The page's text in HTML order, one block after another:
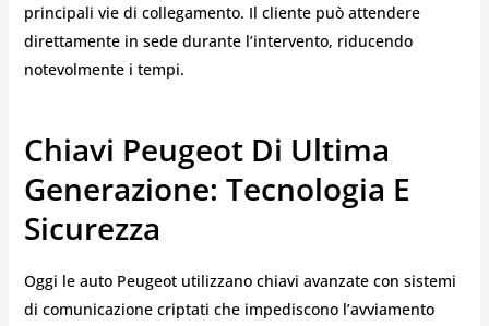
principali vie di collegamento. Il cliente può attendere
direttamente in sede durante l’intervento, riducendo
notevolmente i tempi.
Chiavi Peugeot Di Ultima
Generazione: Tecnologia E
Sicurezza
Oggi le auto Peugeot utilizzano chiavi avanzate con sistemi
di comunicazione criptati che impediscono l’avviamento